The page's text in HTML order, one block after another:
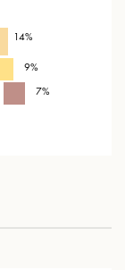
14%
9%
7%